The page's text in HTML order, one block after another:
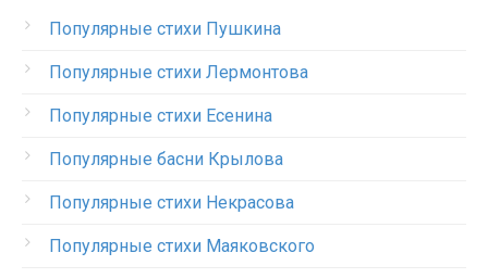
Популярные стихи Пушкина
Популярные стихи Лермонтова
Популярные стихи Есенина
Популярные басни Крылова
Популярные стихи Некрасова
Популярные стихи Маяковского